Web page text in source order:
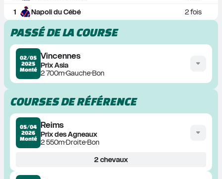
1
Napoli du Cébé 2 fois
PASSÉ DE LA COURSE
02/05
2025
Monté
Vincennes
Prix Asia
2 700mGaucheBon
COURSES DE RÉFÉRENCE
05/04
2026
Monté
Reims
Prix des Agneaux
2 550mDroiteBon
2chevaux